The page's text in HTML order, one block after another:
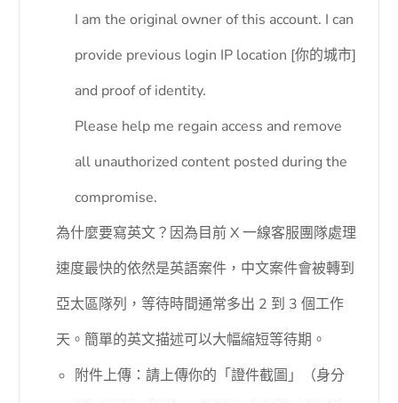
I am the original owner of this account. I can
provide previous login IP location [你的城市]
and proof of identity.
Please help me regain access and remove
all unauthorized content posted during the
compromise.
為什麼要寫英文？因為目前 X 一線客服團隊處理
速度最快的依然是英語案件，中文案件會被轉到
亞太區隊列，等待時間通常多出 2 到 3 個工作
天。簡單的英文描述可以大幅縮短等待期。
附件上傳：請上傳你的「證件截圖」（身分